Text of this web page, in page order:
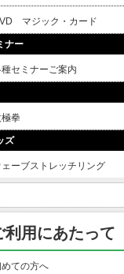
マジック・カード
ナー
セミナーご案内
拳
ズ
ェーブストレッチリング
利用にあたって
ての方へ